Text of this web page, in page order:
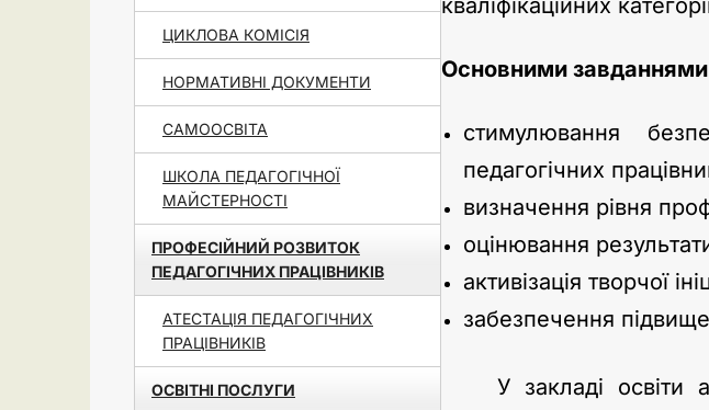
кваліфікаційних
Основними завданнями
стимулювання
педагогічних
визначення рівня
оцінювання
активізація творчої
забезпечення
У закладі освіти
ЦИКЛОВА КОМІСІЯ
НОРМАТИВНІ ДОКУМЕНТИ
САМООСВІТА
ШКОЛА ПЕДАГОГІЧНОЇ
МАЙСТЕРНОСТІ
ПРОФЕСІЙНИЙ РОЗВИТОК
ПЕДАГОГІЧНИХ ПРАЦІВНИКІВ
АТЕСТАЦІЯ ПЕДАГОГІЧНИХ
ПРАЦІВНИКІВ
ОСВІТНІ ПОСЛУГИ